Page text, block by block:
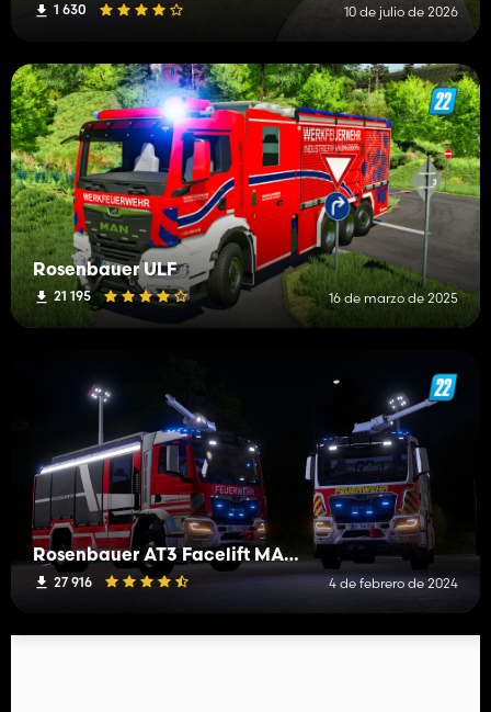
1 630 10 de julio de 2026
Rosenbauer ULF
21 195 16 de marzo de 2025
Rosenbauer AT3 Facelift MAN TGM TG3
27 916 4 de febrero de 2024